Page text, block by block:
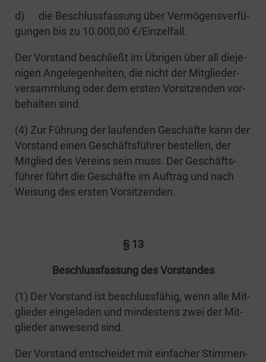
d) die Beschluss­fas­sung über Ver­mö­gens­ver­fü­
gun­gen bis zu 10.000,00 €/Einzelfall.
Der Vor­stand beschließt im Übri­gen über all die­je­
ni­gen Ange­le­gen­hei­ten, die nicht der Mit­glie­der­
ver­samm­lung oder dem ers­ten Vor­sit­zen­den vor­
be­hal­ten sind.
(4) Zur Füh­rung der lau­fen­den Geschäf­te kann der
Vor­stand einen Geschäfts­füh­rer bestel­len, der
Mit­glied des Ver­eins sein muss. Der Geschäfts­
füh­rer führt die Geschäf­te im Auf­trag und nach
Wei­sung des ers­ten Vorsitzenden.
§ 13
Beschluss­fas­sung des Vorstandes
(1) Der Vor­stand ist beschluss­fä­hig, wenn alle Mit­
glie­der ein­ge­la­den und min­des­tens zwei der Mit­
glie­der anwe­send sind.
Der Vor­stand ent­schei­det mit ein­fa­cher Stim­men­